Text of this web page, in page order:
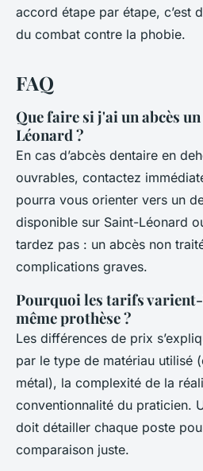
accord étape par étape, c’est
du combat contre la phobie.
FAQ
Que faire si j'ai un abcès
Léonard ?
En cas d’abcès dentaire en
ouvrables, contactez
pourra vous orienter vers un
disponible sur Saint-Léonard
tardez pas : un abcès non
complications graves.
Pourquoi les tarifs
même prothèse ?
Les différences de prix
par le type de matériau utilisé
métal), la complexité de la
conventionnalité du praticien.
doit détailler chaque poste
comparaison juste.